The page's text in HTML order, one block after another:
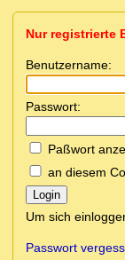
Nur registrierte
Benutzername:
Passwort:
Paßwort
an diesem
Login
Um sich
Passwort